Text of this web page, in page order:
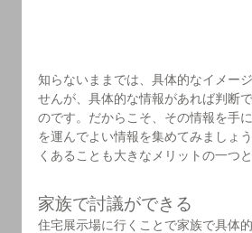
知らないままでは、具体的なイメー
せんが、具体的な情報があれば判断
のです。だからこそ、その情報を手
を運んでよい情報を集めてみましょ
くあることも大きなメリットの一つ
家族で討議ができる
住宅展示場に行くことで家族で具体